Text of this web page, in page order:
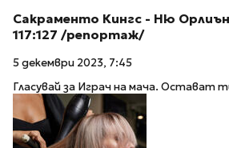
Сакраменто Кингс - Ню
117:127 /репортаж/
5 декември 2023, 7:45
Гласувай за Играч на мача. Остават